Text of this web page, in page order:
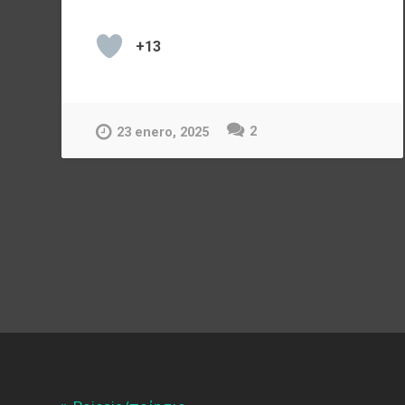
+13
23 enero, 2025 2